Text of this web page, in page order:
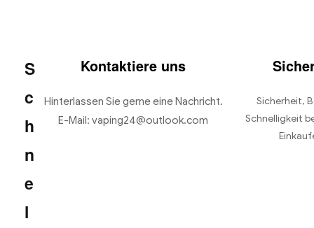
S
c
h
n
e
l
Kontaktiere uns
Hinterlassen Sie gerne eine Nachricht.
E-Mail: vaping24@outlook.com
Sicherheit,
Schnelligkeit